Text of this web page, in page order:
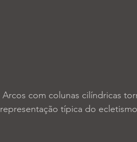
representação típica do